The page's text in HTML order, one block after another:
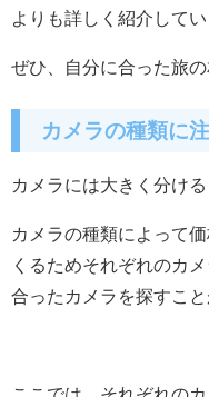
よりも詳しく紹介してい
ぜひ、自分に合った旅
カメラの種類に
カメラには大きく分け
カメラの種類によって
くるためそれぞれのカ
合ったカメラを探すこと